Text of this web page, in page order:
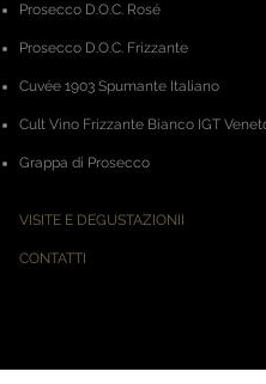
Prosecco D.O.C. Rosé
Prosecco D.O.C. Frizzante
Cuvée 1903 Spumante Italiano
Cult Vino Frizzante Bianco IGT
Grappa di Prosecco
VISITE E DEGUSTAZIONII
CONTATTI